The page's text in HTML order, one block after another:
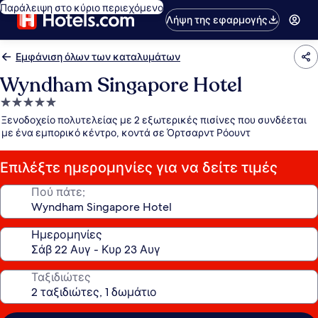
Παράλειψη στο κύριο περιεχόμενο
Λήψη της εφαρμογής
Εμφάνιση όλων των καταλυμάτων
Wyndham Singapore Hotel
Κατάλυμα
με
5.0
αστέρια
Ξενοδοχείο πολυτελείας με 2 εξωτερικές πισίνες που συνδέεται
με ένα εμπορικό κέντρο, κοντά σε Όρτσαρντ Ρόουντ
Επιλέξτε ημερομηνίες για να δείτε τιμές
Πού πάτε;
Ημερομηνίες
Ταξιδιώτες